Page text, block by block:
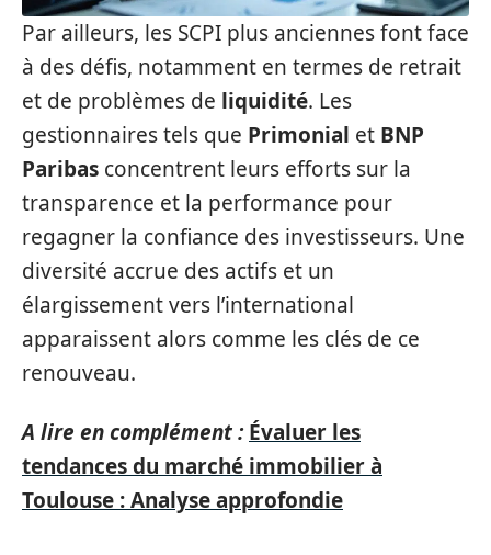
Par ailleurs, les SCPI plus anciennes font face
à des défis, notamment en termes de retrait
et de problèmes de liquidité. Les
gestionnaires tels que Primonial et BNP
Paribas concentrent leurs efforts sur la
transparence et la performance pour
regagner la confiance des investisseurs. Une
diversité accrue des actifs et un
élargissement vers l’international
apparaissent alors comme les clés de ce
renouveau.
A lire en complément : Évaluer les
tendances du marché immobilier à
Toulouse : Analyse approfondie